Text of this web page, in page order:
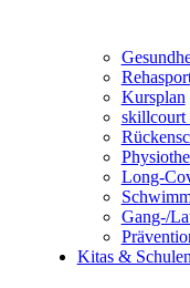
Kursplan
skillcourt
Long-
Gang-/
Kitas & Schulen